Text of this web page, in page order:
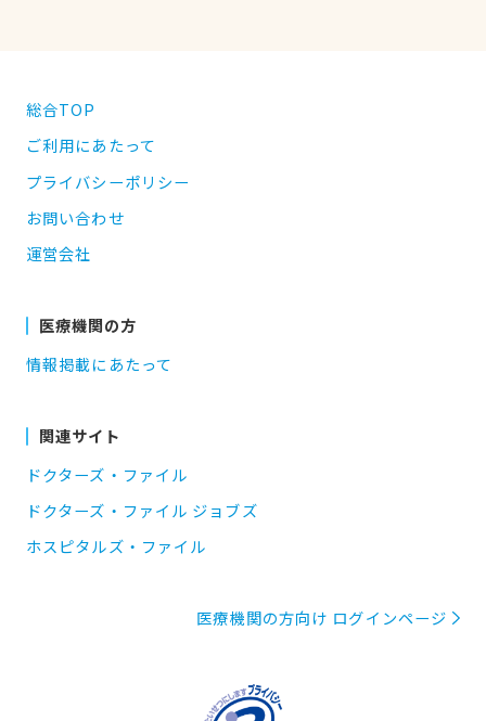
総合TOP
ご利用にあたって
プライバシーポリシー
お問い合わせ
運営会社
医療機関の方
情報掲載にあたって
関連サイト
ドクターズ・ファイル
ドクターズ・ファイル ジョブズ
ホスピタルズ・ファイル
医療機関の方向け ログインページ